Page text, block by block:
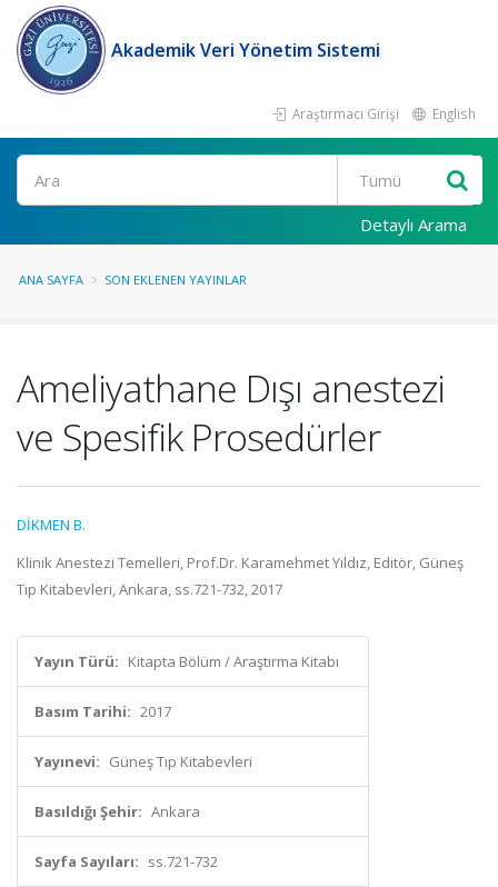
Akademik Veri Yönetim Sistemi
Araştırmacı Girişi English
Ara
Detaylı Arama
ANA SAYFA SON EKLENEN YAYINLAR
Ameliyathane Dışı anestezi
ve Spesifik Prosedürler
DİKMEN B.
Klinik Anestezi Temelleri, Prof.Dr. Karamehmet Yıldız, Editör, Güneş
Tıp Kitabevleri, Ankara, ss.721-732, 2017
Yayın Türü: Kitapta Bölüm / Araştırma Kitabı
Basım Tarihi: 2017
Yayınevi: Güneş Tıp Kitabevleri
Basıldığı Şehir: Ankara
Sayfa Sayıları: ss.721-732